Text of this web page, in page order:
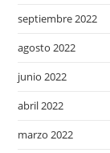
septiembre 2022
agosto 2022
junio 2022
abril 2022
marzo 2022